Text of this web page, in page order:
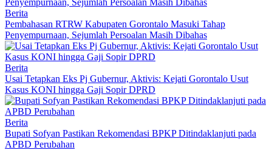
Berita
Pembahasan RTRW Kabupaten Gorontalo Masuki Tahap
Penyempurnaan, Sejumlah Persoalan Masih Dibahas
Berita
Usai Tetapkan Eks Pj Gubernur, Aktivis: Kejati Gorontalo Usut
Kasus KONI hingga Gaji Sopir DPRD
Berita
Bupati Sofyan Pastikan Rekomendasi BPKP Ditindaklanjuti pada
APBD Perubahan